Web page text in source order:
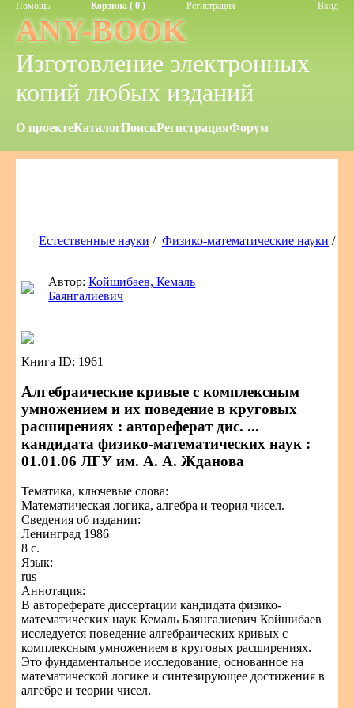
Помощь Корзина ( 0 ) Регистрация Вход
ANY-BOOK
Изготовление электронных
копий любых изданий
О проектеКаталогПоискРегистрацияФорум
Естественные науки / Физико-математические науки /
Автор:Койшибаев, Кемаль
Баянгалиевич
Книга ID: 1961
Алгебраические кривые с комплексным
умножением и их поведение в круговых
расширениях : автореферат дис. ...
кандидата физико-математических наук :
01.01.06 ЛГУ им. А. А. Жданова
Тематика, ключевые слова:
Математическая логика, алгебра и теория чисел.
Сведения об издании:
Ленинград 1986
8 с.
Язык:
rus
Аннотация:
В автореферате диссертации кандидата физико-
математических наук Кемаль Баянгалиевич Койшибаев
исследуется поведение алгебраических кривых с
комплексным умножением в круговых расширениях.
Это фундаментальное исследование, основанное на
математической логике и синтезирующее достижения в
алгебре и теории чисел.